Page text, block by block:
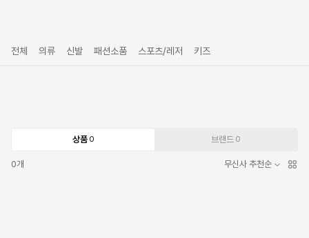
전체 의류 신발 패션소품 스포츠/레저 키즈
상품 0 브랜드 0
0개 무신사 추천순